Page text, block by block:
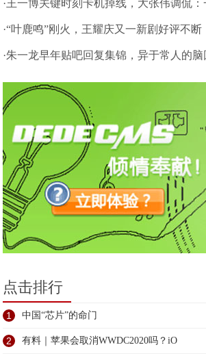
·王一博关键时刻卡机掉线，大张伟调侃
镜头前
·“叶鹿鸣”刚火，王耀庆又一新剧好评不
住啦
·朱一龙早年贴吧回复集锦，异于常人的
很多年
点击排行
1 中国“芯片”的命门
2 有料｜苹果会取消WWDC2020吗？iO